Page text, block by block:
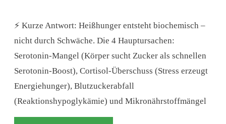
⚡ Kurze Antwort: Heißhunger entsteht biochemisch –
nicht durch Schwäche. Die 4 Hauptursachen:
Serotonin-Mangel (Körper sucht Zucker als schnellen
Serotonin-Boost), Cortisol-Überschuss (Stress erzeugt
Energiehunger), Blutzuckerabfall
(Reaktionshypoglykämie) und Mikronährstoffmängel